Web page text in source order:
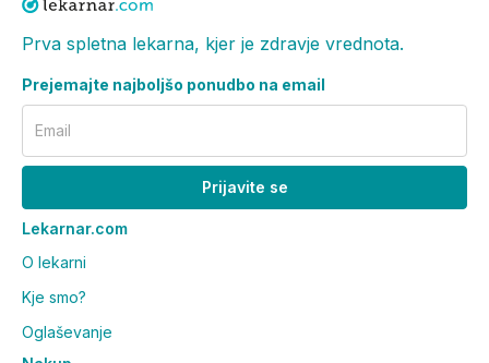
Prva spletna lekarna, kjer je zdravje vrednota.
Prejemajte najboljšo ponudbo na email
Email
Prijavite se
Lekarnar.com
O lekarni
Kje smo?
Oglaševanje